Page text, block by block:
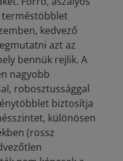
terméstöbblet
kedvező
azt az
bennük rejlik. A
nagyobb
robosztussággal
biztosítja
különösen
(rossz